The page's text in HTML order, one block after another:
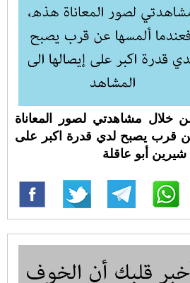
مشاهدتي لصور المعاناة
قرب يصبح لدي قدرة اكبر على
شيرين أبو عاقلة